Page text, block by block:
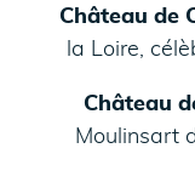
Château de
la Loire,
Château
Moulinsart